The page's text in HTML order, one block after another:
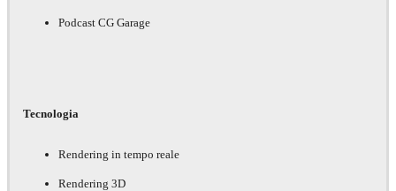
Podcast CG Garage
Tecnologia
Rendering in tempo reale
Rendering 3D